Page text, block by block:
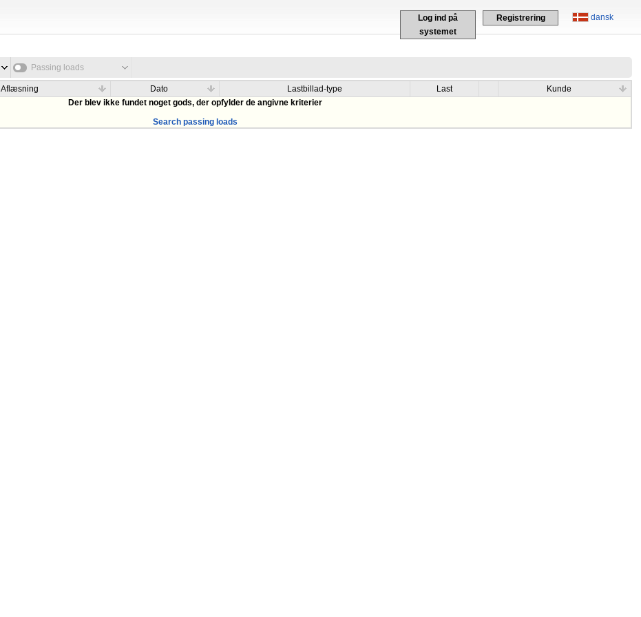
dansk
Log ind på
systemet
Registrering
Passing loads
Aflæsning Dato Lastbillad-type Last
Kunde
Der blev ikke fundet noget gods, der opfylder de angivne kriterier
Search passing loads